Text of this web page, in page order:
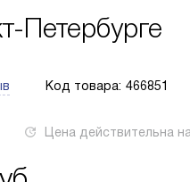
Петербурге
Код товара: 466851
Цена действительна